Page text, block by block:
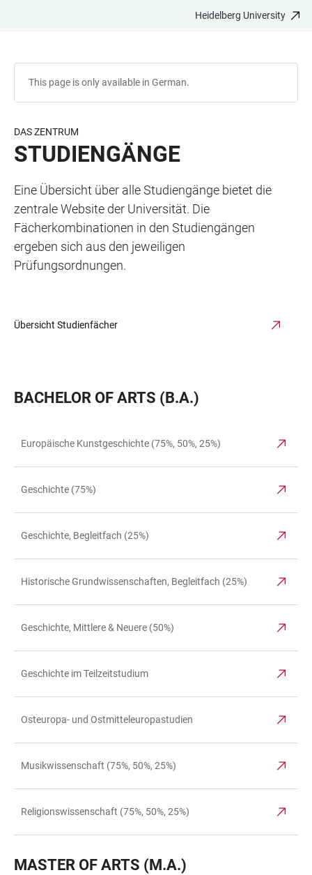
Heidelberg University
This page is only available in German.
DAS ZENTRUM
STUDIENGÄNGE
Eine Übersicht über alle Studiengänge bietet die
zentrale Website der Universität. Die
Fächerkombinationen in den Studiengängen
ergeben sich aus den jeweiligen
Prüfungsordnungen.
Übersicht Studienfächer
BACHELOR OF ARTS (B.A.)
Europäische Kunstgeschichte (75%, 50%, 25%)
Geschichte (75%)
Geschichte, Begleitfach (25%)
Historische Grundwissenschaften, Begleitfach (25%)
Geschichte, Mittlere & Neuere (50%)
Geschichte im Teilzeitstudium
Osteuropa- und Ostmitteleuropastudien
Musikwissenschaft (75%, 50%, 25%)
Religionswissenschaft (75%, 50%, 25%)
MASTER OF ARTS (M.A.)